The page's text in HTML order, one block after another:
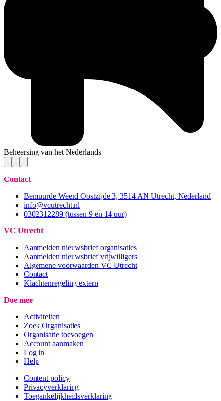
Beheersing van het Nederlands
Contact
Bemuurde Weerd Oostzijde 3, 3514 AN Utrecht, Nederland
info@vcutrecht.nl
0302312289 (tussen 9 en 14 uur)
VC Utrecht
Aanmelden nieuwsbrief organisaties
Aanmelden nieuwsbrief vrijwilligers
Algemene voorwaarden VC Utrecht
Contact
Klachtenregeling extern
Doe mee
Activiteiten
Zoek Organisaties
Organisatie toevoegen
Account aanmaken
Log in
Help
Content policy
Privacyverklaring
Toegankelijkheidsverklaring